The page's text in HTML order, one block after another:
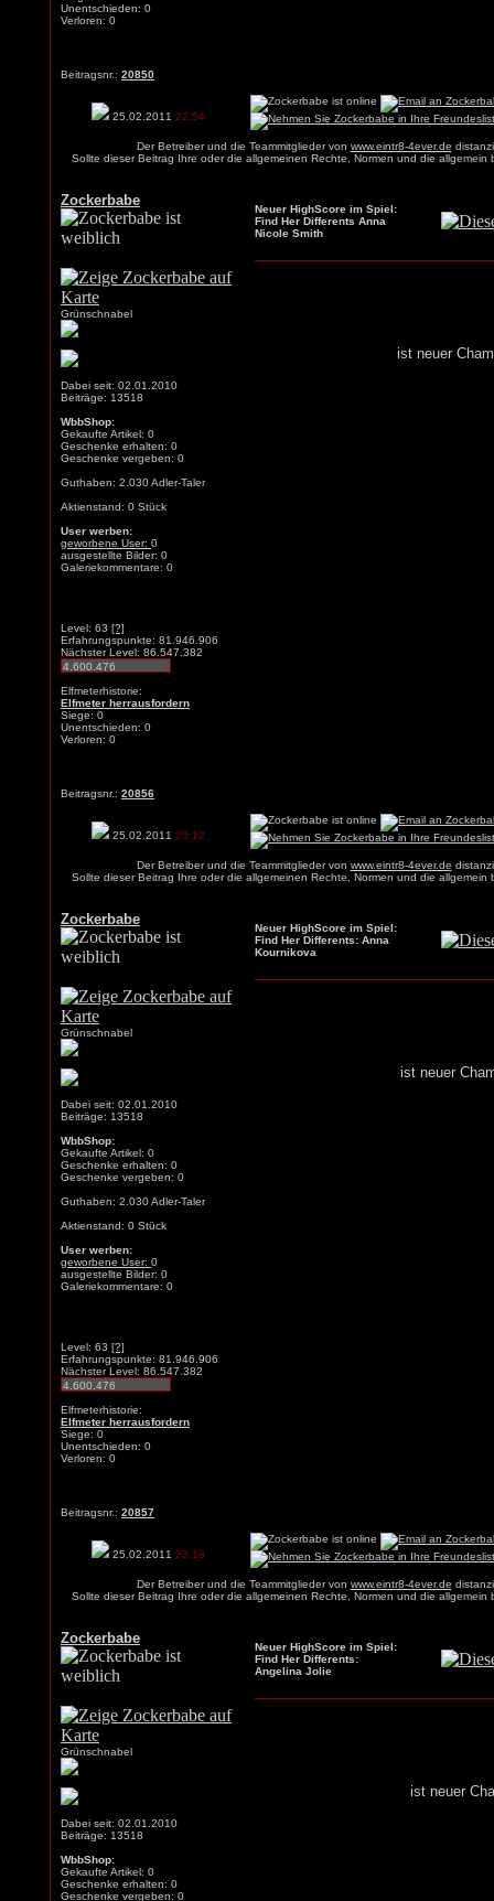
Unentschieden: 0
Verloren: 0
Beitragsnr.: 20850
25.02.2011 22:54
Der Betreiber und die Teammitglieder von www.eintr8-4ever.de
Sollte dieser Beitrag Ihre oder die allgemeinen Rechte, Normen und die
Zockerbabe
Grünschnabel
Dabei seit: 02.01.2010
Beiträge: 13518
WbbShop:
Gekaufte Artikel: 0
Geschenke erhalten: 0
Geschenke vergeben: 0
Guthaben: 2.030 Adler-Taler
Aktienstand: 0 Stück
User werben:
geworbene User: 0
ausgestellte Bilder: 0
Galeriekommentare: 0
Level: 63 [?]
Erfahrungspunkte: 81.946.906
Nächster Level: 86.547.382
Elfmeterhistorie:
Elfmeter herrausfordern
Siege: 0
Unentschieden: 0
Verloren: 0
Beitragsnr.: 20856
Neuer HighScore im Spiel:
Find Her Differents Anna
Nicole Smith
ist neuer
25.02.2011 23:12
Der Betreiber und die Teammitglieder von www.eintr8-4ever.de
Sollte dieser Beitrag Ihre oder die allgemeinen Rechte, Normen und die
Zockerbabe
Grünschnabel
Dabei seit: 02.01.2010
Beiträge: 13518
WbbShop:
Gekaufte Artikel: 0
Geschenke erhalten: 0
Geschenke vergeben: 0
Guthaben: 2.030 Adler-Taler
Aktienstand: 0 Stück
User werben:
geworbene User: 0
ausgestellte Bilder: 0
Galeriekommentare: 0
Level: 63 [?]
Erfahrungspunkte: 81.946.906
Nächster Level: 86.547.382
Elfmeterhistorie:
Elfmeter herrausfordern
Siege: 0
Unentschieden: 0
Verloren: 0
Beitragsnr.: 20857
Neuer HighScore im Spiel:
Find Her Differents: Anna
Kournikova
ist neuer
25.02.2011 23:18
Der Betreiber und die Teammitglieder von www.eintr8-4ever.de
Sollte dieser Beitrag Ihre oder die allgemeinen Rechte, Normen und die
Zockerbabe
Grünschnabel
Dabei seit: 02.01.2010
Beiträge: 13518
WbbShop:
Gekaufte Artikel: 0
Geschenke erhalten: 0
Geschenke vergeben: 0
Neuer HighScore im Spiel:
Find Her Differents:
Angelina Jolie
ist neuer